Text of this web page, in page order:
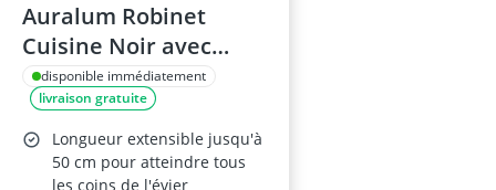
Auralum Robinet
Cuisine Noir avec
Douchette
disponible immédiatement
livraison gratuite
Longueur extensible jusqu'à
50 cm pour atteindre tous
les coins de l'évier